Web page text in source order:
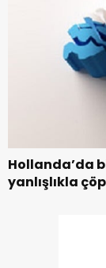
Hollanda’da
yanlışlıkla